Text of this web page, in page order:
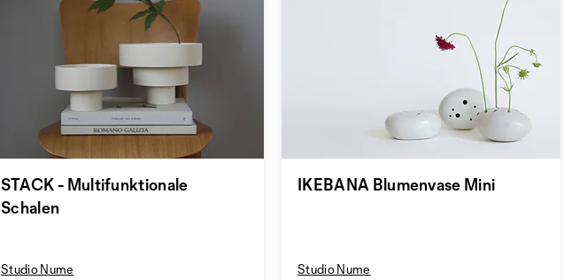
STACK - Multifunktionale
Schalen
Studio Nume
IKEBANA Blumenvase Mini
Studio Nume